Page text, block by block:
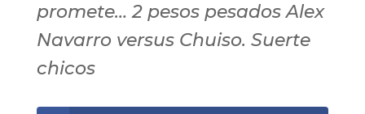
promete… 2 pesos pesados Alex
Navarro versus Chuiso. Suerte
chicos